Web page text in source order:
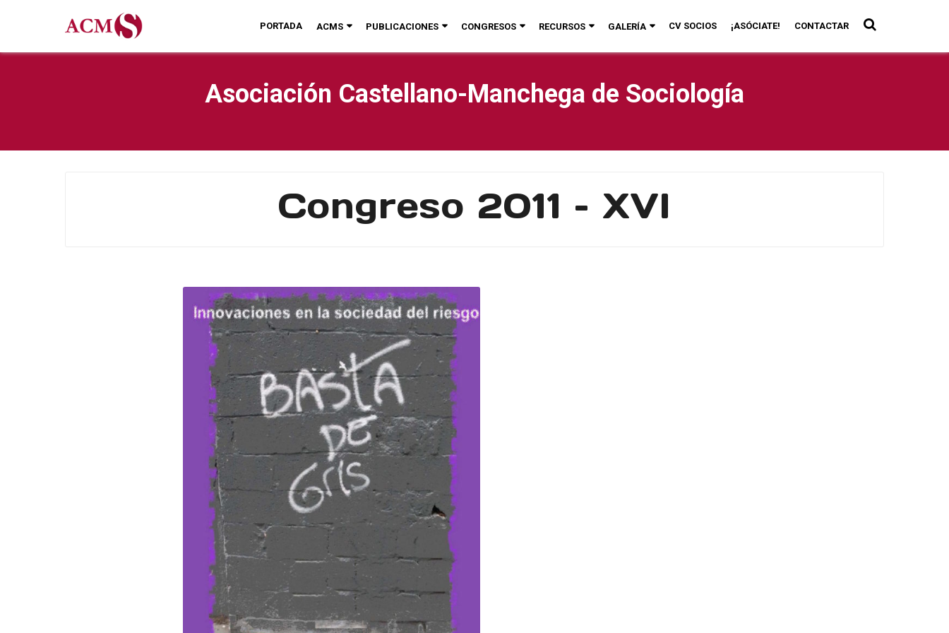
PORTADA ACMS PUBLICACIONES CONGRESOS RECURSOS GALERÍA CV SOCIOS ¡ASÓCIATE! CONTACTAR
Asociación Castellano-Manchega de Sociología
Congreso 2011 – XVI